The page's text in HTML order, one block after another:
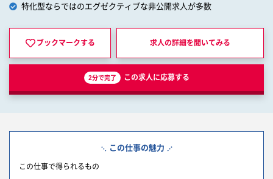
特化型ならではのエグゼクティブな非公開求人が多数
ブックマークする 求人の詳細を聞いてみる
2分で完了 この求人に応募する
この仕事の魅力
この仕事で得られるもの